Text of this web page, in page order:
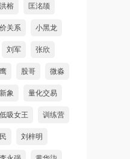
洪榕 匡洺颉
关系 小黑龙
刘军 张欣
股哥 微淼
象 量化交易
低吸女王 训练营
刘梓明